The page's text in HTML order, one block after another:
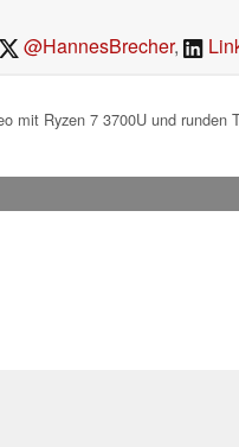
@HannesBrecher,
mit Ryzen 7 3700U und runden